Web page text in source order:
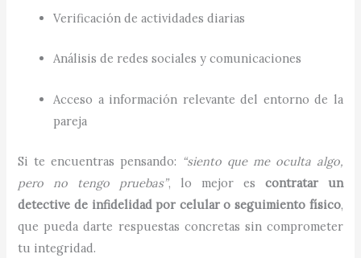
Verificación de actividades diarias
Análisis de redes sociales y comunicaciones
Acceso a información relevante del entorno de la
pareja
Si te encuentras pensando: “siento que me oculta algo,
pero no tengo pruebas”, lo mejor es contratar un
detective de infidelidad por celular o seguimiento físico,
que pueda darte respuestas concretas sin comprometer
tu integridad.